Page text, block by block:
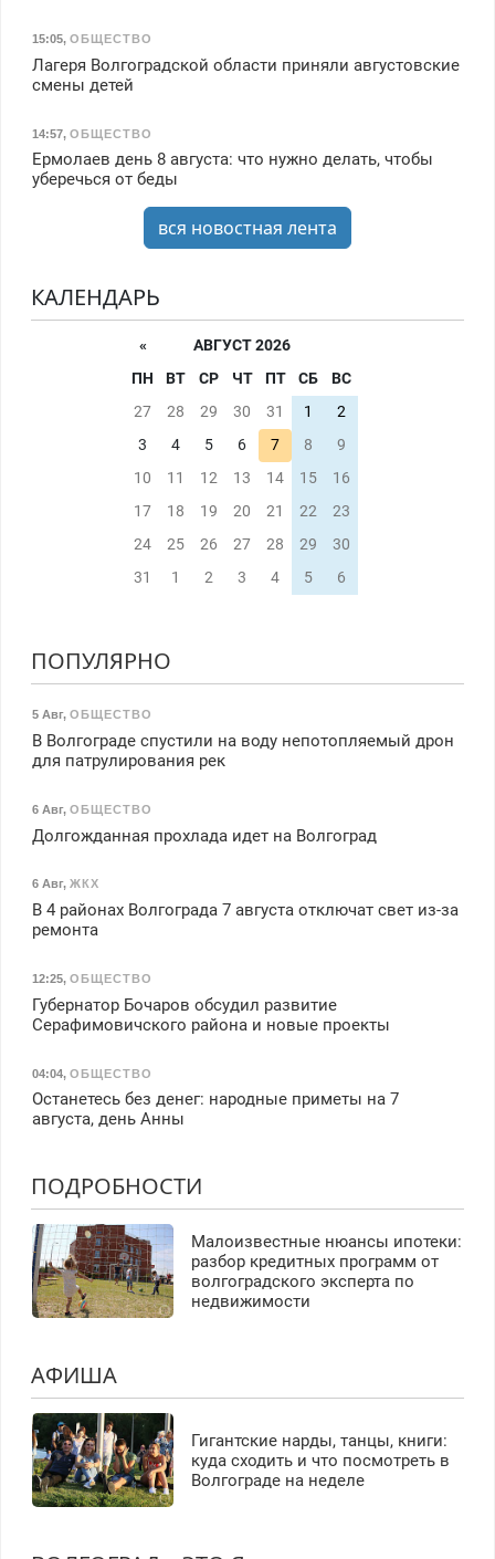
15:05, ОБЩЕСТВО
Лагеря Волгоградской области приняли августовские
смены детей
14:57, ОБЩЕСТВО
Ермолаев день 8 августа: что нужно делать, чтобы
уберечься от беды
вся новостная лента
КАЛЕНДАРЬ
«
АВГУСТ 2026
ПН
ВТ СР ЧТ ПТ СБ
ВС
27
28 29 30 31 1
2
3
4 5 6 7 8
9
10
11 12 13 14 15
16
17
18 19 20 21 22
23
24
25 26 27 28 29
30
31
1 2 3 4 5 6
ПОПУЛЯРНО
5 Авг, ОБЩЕСТВО
В Волгограде спустили на воду непотопляемый дрон
для патрулирования рек
6 Авг, ОБЩЕСТВО
Долгожданная прохлада идет на Волгоград
6 Авг, ЖКХ
В 4 районах Волгограда 7 августа отключат свет из-за
ремонта
12:25, ОБЩЕСТВО
Губернатор Бочаров обсудил развитие
Серафимовичского района и новые проекты
04:04, ОБЩЕСТВО
Останетесь без денег: народные приметы на 7
августа, день Анны
ПОДРОБНОСТИ
Малоизвестные нюансы ипотеки:
разбор кредитных программ от
волгоградского эксперта по
недвижимости
АФИША
Гигантские нарды, танцы, книги:
куда сходить и что посмотреть в
Волгограде на неделе